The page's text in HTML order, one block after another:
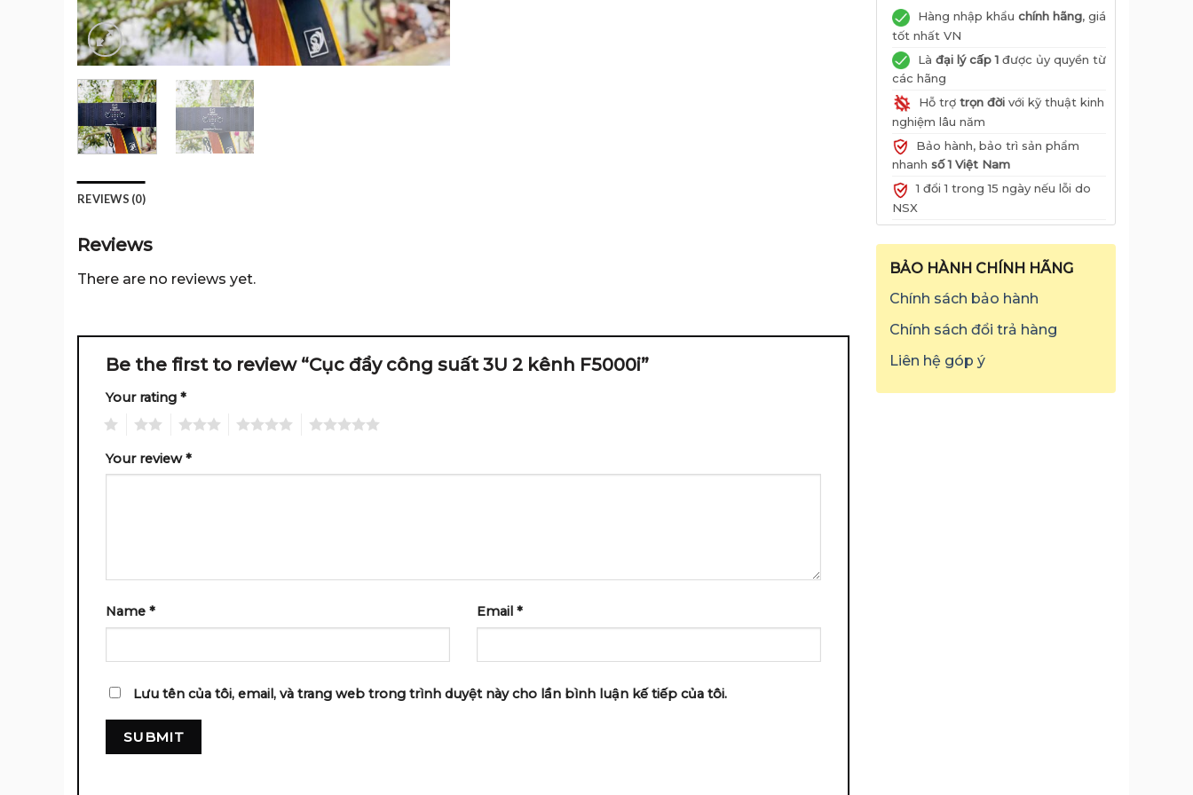
REVIEWS (0)
Reviews
There are no reviews yet.
Be the first to review “Cục đẩy công suất 3U 2 kênh F5000i”
Your rating *
Your review*
Name * Email *
Lưu tên của tôi, email, và trang web trong trình duyệt này cho lần bình luận kế tiếp của tôi.
Hàng nhập khẩu chính hãng, giá
tốt nhất VN
Là đại lý cấp 1được ủy quyền từ
các hãng
Hỗ trợ trọn đờivới kỹ thuật kinh
nghiệm lâu năm
Bảo hành, bảo trì sản phẩm
nhanh số 1 Việt Nam
1 đổi 1 trong 15 ngày nếu lỗi do
NSX
BẢO HÀNH CHÍNH HÃNG
Chính sách bảo hành
Chính sách đổi trả hàng
Liên hệ góp ý